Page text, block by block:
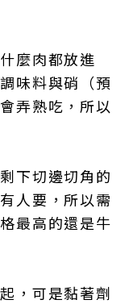
麼肉都放進
味料與硝（預
弄熟吃，所以
下切邊切角的
人要，所以需
最高的還是牛
，可是黏著劑